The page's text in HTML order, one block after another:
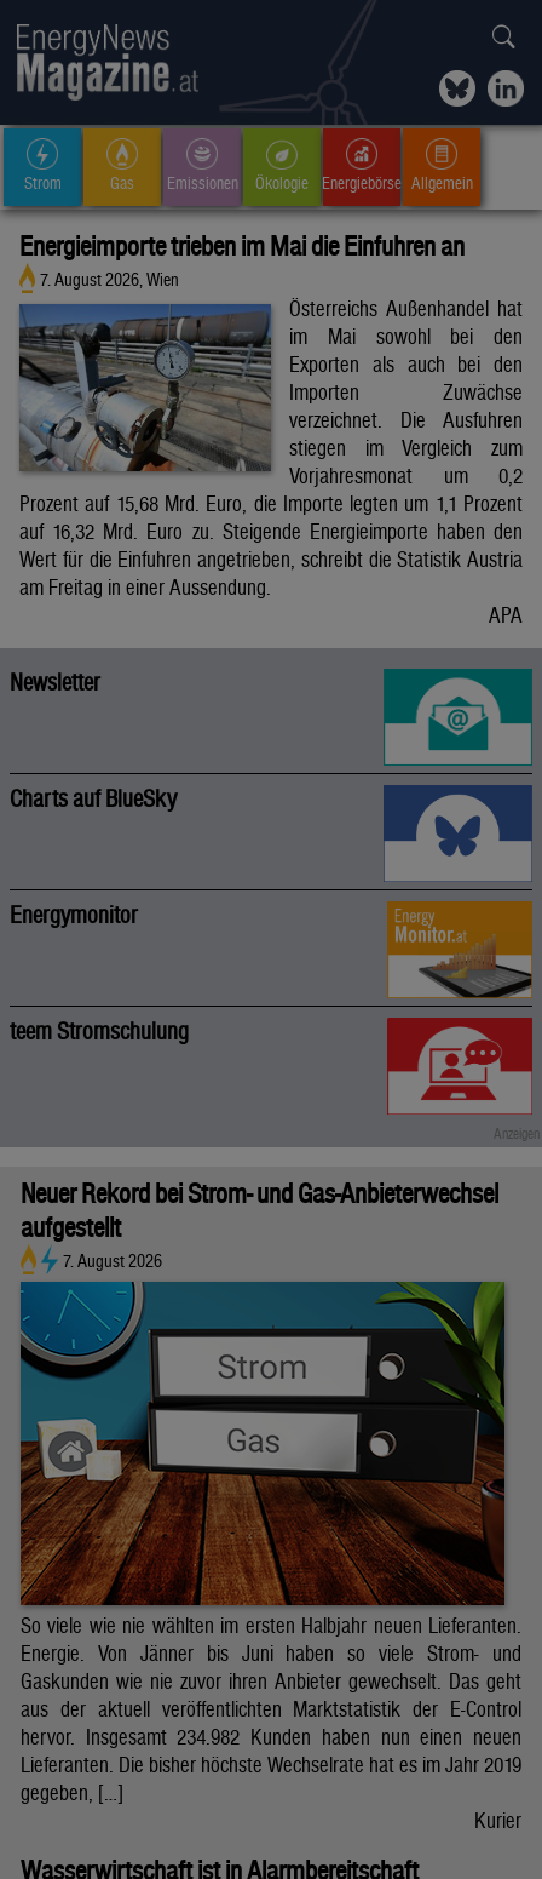
Strom Gas Emissionen Ökologie Energiebörse Allgemein
Energieimporte trieben im Mai die Einfuhren an
7. August 2026, Wien
Österreichs Außenhandel hat
im Mai sowohl bei den
Exporten als auch bei den
Importen Zuwächse
verzeichnet. Die Ausfuhren
stiegen im Vergleich zum
Vorjahresmonat um 0,2
Prozent auf 15,68 Mrd. Euro, die Importe legten um 1,1 Prozent
auf 16,32 Mrd. Euro zu. Steigende Energieimporte haben den
Wert für die Einfuhren angetrieben, schreibt die Statistik Austria
am Freitag in einer Aussendung.
APA
Newsletter
Charts auf BlueSky
Energymonitor
teem Stromschulung
Neuer Rekord bei Strom- und Gas-Anbieterwechsel
aufgestellt
7. August 2026
So viele wie nie wählten im ersten Halbjahr neuen Lieferanten.
Energie. Von Jänner bis Juni haben so viele Strom- und
Gaskunden wie nie zuvor ihren Anbieter gewechselt. Das geht
aus der aktuell veröffentlichten Marktstatistik der E-Control
hervor. Insgesamt 234.982 Kunden haben nun einen neuen
Lieferanten. Die bisher höchste Wechselrate hat es im Jahr 2019
gegeben, […]
Kurier
Wasserwirtschaft ist in Alarmbereitschaft